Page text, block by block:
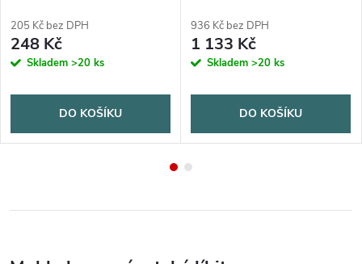
205 Kč bez DPH
248 Kč
Skladem >20 ks
DO KOŠÍKU
936 Kč bez DPH
1 133 Kč
Skladem >20 ks
DO KOŠÍKU